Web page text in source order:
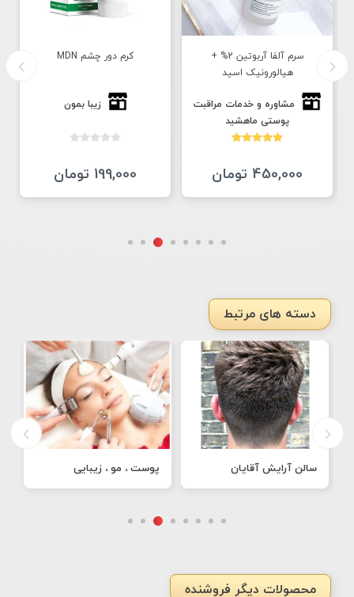
سرم آلفا آربوتین 2% +
هیالورونیک اسید
مشاوره و خدمات مراقبت
پوستی ماهشید
450,000 تومان
کرم دور چشم MDN
زیبا بمون
199,000 تومان
دسته های مرتبط
سالن آرایش آقایان پوست ، مو ، زیبایی
محصولات دیگر فروشنده